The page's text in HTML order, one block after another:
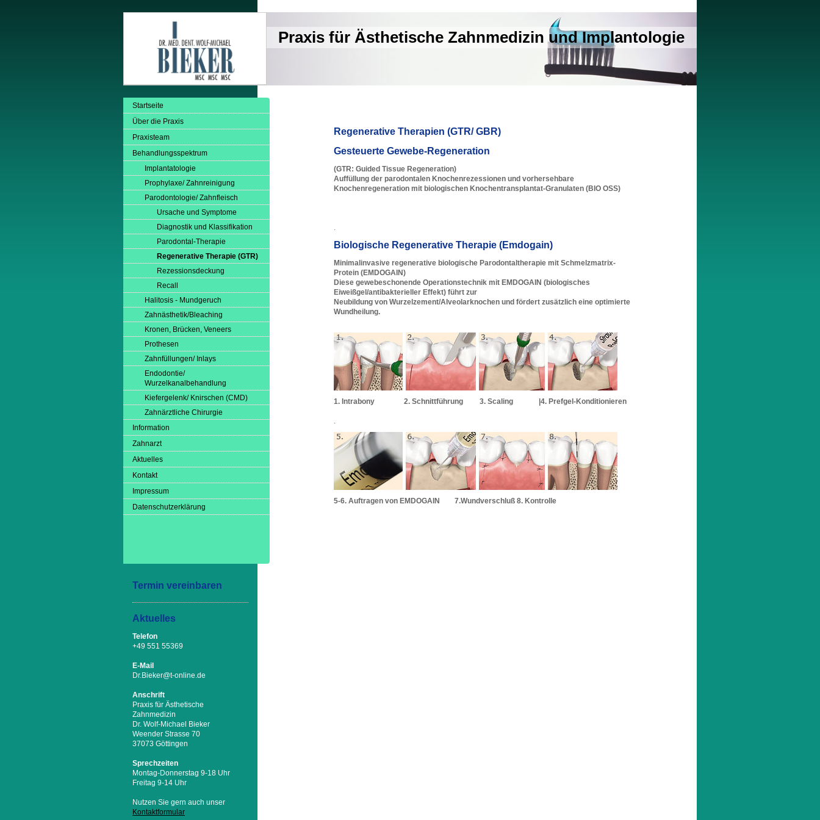
Praxis für Ästhetische Zahnmedizin und Implantologie
Regenerative Therapien (GTR/ GBR)
Gesteuerte Gewebe-Regeneration
(GTR: Guided Tissue Regeneration)
Auffüllung der parodontalen Knochenrezessionen und vorhersehbare
Knochenregeneration mit biologischen Knochentransplantat-Granulaten (BIO OSS)
.
Biologische Regenerative Therapie (Emdogain)
Minimalinvasive regenerative biologische Parodontaltherapie mit Schmelzmatrix-
Protein (EMDOGAIN)
Diese gewebeschonende Operationstechnik mit EMDOGAIN (biologisches
Eiweißgel/antibakterieller Effekt) führt zur
Neubildung von Wurzelzement/Alveolarknochen und fördert zusätzlich eine optimierte
Wundheilung.
1. Intrabony 2. Schnittführung 3. Scaling |4. Prefgel-Konditionieren
.
5-6. Auftragen von EMDOGAIN 7.Wundverschluß 8. Kontrolle
Startseite
Über die Praxis
Praxisteam
Behandlungsspektrum
Implantatologie
Prophylaxe/ Zahnreinigung
Parodontologie/ Zahnfleisch
Ursache und Symptome
Diagnostik und Klassifikation
Parodontal-Therapie
Regenerative Therapie (GTR)
Rezessionsdeckung
Recall
Halitosis - Mundgeruch
Zahnästhetik/Bleaching
Kronen, Brücken, Veneers
Prothesen
Zahnfüllungen/ Inlays
Endodontie/
Wurzelkanalbehandlung
Kiefergelenk/ Knirschen (CMD)
Zahnärztliche Chirurgie
Information
Zahnarzt
Aktuelles
Kontakt
Impressum
Datenschutzerklärung
Termin vereinbaren
Aktuelles
Telefon
+49 551 55369
E-Mail
Dr.Bieker@t-online.de
Anschrift
Praxis für Ästhetische
Zahnmedizin
Dr. Wolf-Michael Bieker
Weender Strasse 70
37073 Göttingen
Sprechzeiten
Montag-Donnerstag 9-18 Uhr
Freitag 9-14 Uhr
Nutzen Sie gern auch unser
Kontaktformular